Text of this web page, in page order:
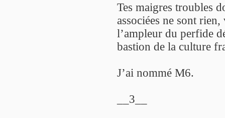
Tes maigres troubles
associées ne sont
l’ampleur du perfide
bastion de la culture
J’ai nommé M6.
__3__